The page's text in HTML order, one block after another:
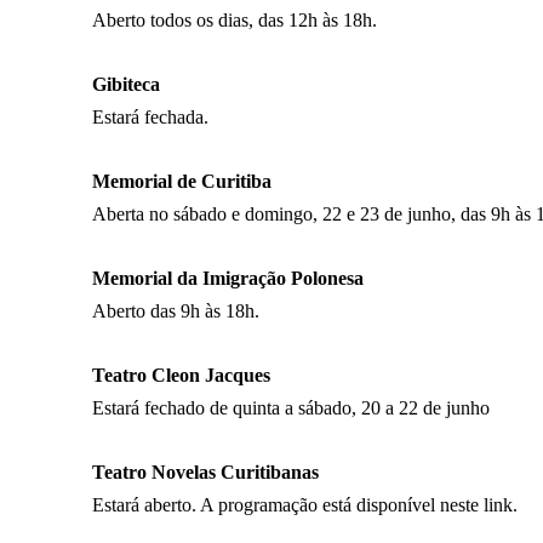
Aberto todos os dias, das 12h às 18h.
Gibiteca
Estará fechada.
Memorial de Curitiba
Aberta no sábado e domingo, 22 e 23 de junho, das 9h às
Memorial da Imigração Polonesa
Aberto das 9h às 18h.
Teatro Cleon Jacques
Estará fechado de quinta a sábado, 20 a 22 de junho
Teatro Novelas Curitibanas
Estará aberto. A programação está disponível neste link.